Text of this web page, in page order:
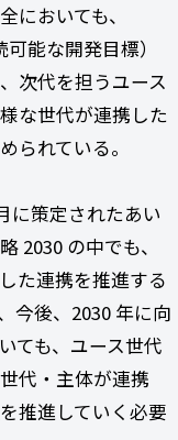
においても、
能な開発目標）
次代を担うユース
な世代が連携した
られている。
に策定されたあい
2030 の中でも、
た連携を推進する
今後、2030 年に向
ても、ユース世代
代・主体が連携
推進していく必要